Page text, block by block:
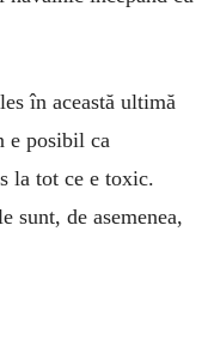
în această ultimă
e posibil ca
la tot ce e toxic.
sunt, de asemenea,